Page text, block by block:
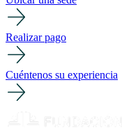
Realizar pago
Cuéntenos su experiencia